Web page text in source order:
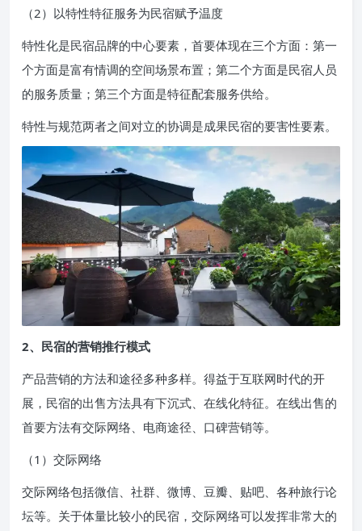
（2）以特性特征服务为民宿赋予温度
特性化是民宿品牌的中心要素，首要体现在三个方面：第一
个方面是富有情调的空间场景布置；第二个方面是民宿人员
的服务质量；第三个方面是特征配套服务供给。
特性与规范两者之间对立的协调是成果民宿的要害性要素。
2、民宿的营销推行模式
产品营销的方法和途径多种多样。得益于互联网时代的开
展，民宿的出售方法具有下沉式、在线化特征。在线出售的
首要方法有交际网络、电商途径、口碑营销等。
（1）交际网络
交际网络包括微信、社群、微博、豆瓣、贴吧、各种旅行论
坛等。关于体量比较小的民宿，交际网络可以发挥非常大的